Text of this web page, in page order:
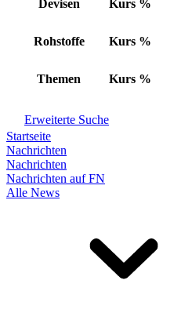
Devisen Kurs %
Rohstoffe Kurs %
Themen Kurs %
Erweiterte Suche
Startseite
Nachrichten
Nachrichten
Nachrichten auf FN
Alle News